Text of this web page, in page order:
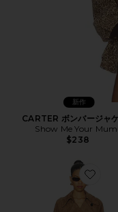
新作
CARTER ボンバージャ
Show Me Your
$238